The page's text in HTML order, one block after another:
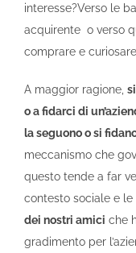
interesse?Verso le
acquirente o verso
comprare e
A maggior ragione,
o a fidarci di
la seguono o si
meccanismo che
questo tende a far
contesto sociale e le
dei nostri amici che
gradimento per